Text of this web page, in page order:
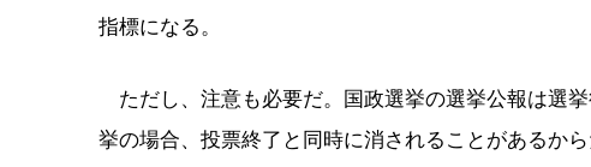
指標になる。
ただし、注意も必要だ。国政選挙の選挙公報は選
挙の場合、投票終了と同時に消されることがあるか